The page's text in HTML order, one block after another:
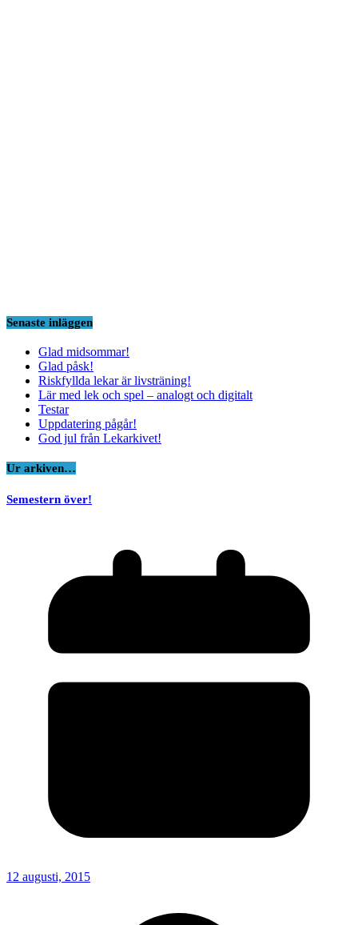
Senaste inläggen
Glad midsommar!
Glad påsk!
Riskfyllda lekar är livsträning!
Lär med lek och spel – analogt och digitalt
Testar
Uppdatering pågår!
God jul från Lekarkivet!
Ur arkiven…
Semestern över!
12 augusti, 2015